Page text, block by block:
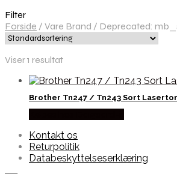
Filter
Forside / Vare Brand / Deprecated:
Viser 1 resultat
Brother Tn247 / Tn243 Sort
Kontakt os
Returpolitik
Databeskyttelseserklæring